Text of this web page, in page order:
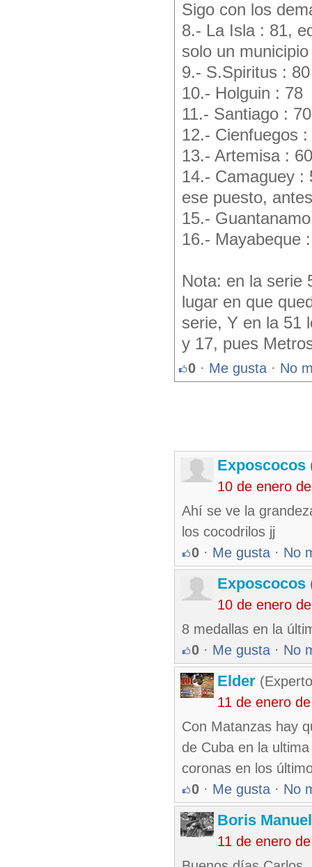
Sigo con los
8.- La Isla : 81,
solo un municipio
9.- S.Spiritus : 80
10.- Holguin : 78
11.- Santiago : 70
12.- Cienfuegos :
13.- Artemisa : 60
14.- Camaguey :
ese puesto,
15.-
16.- Mayabeque
Nota: en la serie
lugar en que
serie, Y en la 51
y 17, pues
0 · Me gusta · No
Exposcocos
10 de enero
Ahí se ve la
los cocodrilos jj
0 · Me gusta · No
Exposcocos
10 de enero
8 medallas en la
0 · Me gusta · No
Elder
11 de enero
Con Matanzas hay
de Cuba en la
coronas en los
0 · Me gusta · No
Boris
11 de enero